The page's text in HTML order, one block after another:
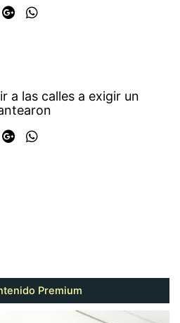
a las calles a exigir un
Premium